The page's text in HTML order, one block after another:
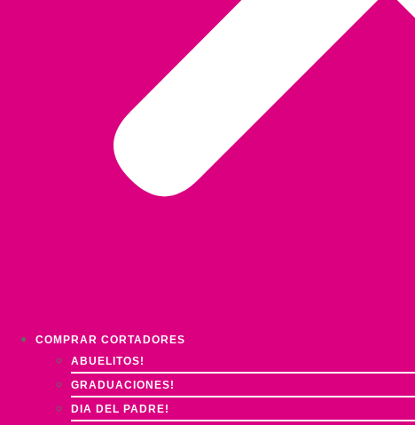
COMPRAR CORTADORES
ABUELITOS!
GRADUACIONES!
DIA DEL PADRE!